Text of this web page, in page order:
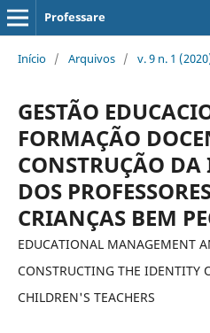
Professare
Início / Arquivos / v. 9 n. 1
GESTÃO
FORMAÇÃO
CONSTRUÇÃO
DOS
CRIANÇAS BEM
EDUCATIONAL MANAGEMENT
CONSTRUCTING THE IDENTITY
CHILDREN'S TEACHERS